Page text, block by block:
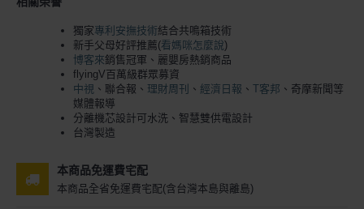
獨家專利安撫技術結合共鳴箱技術
新手父母好評推薦(看媽咪怎麼說)
博客來銷售冠軍、麗嬰房熱銷商品
flyingV百萬級群眾募資
中視 、聯合報、 理財周刊 、 經濟日報 、 T客邦 、奇摩新聞等
媒體報導
分離機芯設計可水洗、智慧雙供電設計
台灣製造
本商品免運費宅配
本商品全省免運費宅配(含台灣本島與離島)